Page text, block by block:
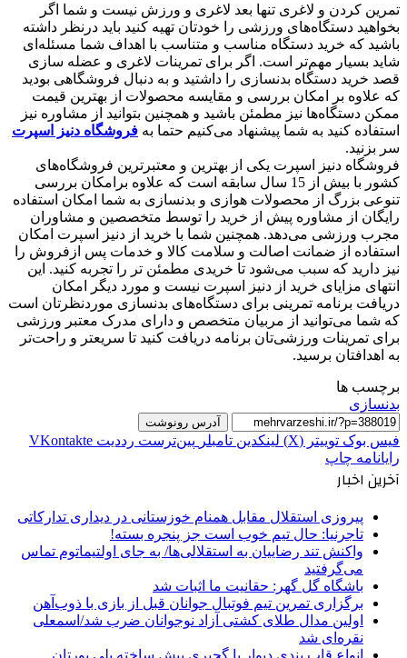
تمرین کردن و لاغری تنها بعد لاغری و ورزش نیست و شما اگر
بخواهید دستگاه‌های ورزشی را خودتان تهیه کنید باید درنظر داشته
باشید که خرید دستگاه مناسب و متناسب با اهداف شما مسئله‌ای
شاید بسیار مهم‌تر است. اگر برای تمرینات لاغری و عضله سازی
قصد خرید دستگاه بدنسازی را داشتید و به دنبال فروشگاهی بودید
که علاوه بر امکان بررسی و مقایسه محصولات از بهترین قیمت
ممکن دستگاه‌ها نیز مطمئن باشید و همچنین بتوانید از مشاوره نیز
استفاده کنید به شما پیشنهاد می‌کنیم حتما به فروشگاه دنیز اسپرت
سر بزنید.
فروشگاه دنیز اسپرت یکی از بهترین و معتبرترین فروشگاه‌های
کشور با بیش از 15 سال سابقه است که علاوه برامکان بررسی
تنوعی بزرگ از محصولات هوازی و بدنسازی به شما امکان استفاده
رایگان از مشاوره پیش از خرید را توسط متخصصین و مشاوران
مجرب ورزشی می‌دهد. همچنین شما با خرید از دنیز اسپرت امکان
استفاده از ضمانت اصالت و سلامت کالا و خدمات پس ازفروش را
نیز دارید که سبب می‌شود تا خریدی مطمئن تر را تجربه کنید. این
انتهای مزایای خرید از دنیز اسپرت نیست و مورد دیگر امکان
دریافت برنامه تمرینی برای دستگاه‌های بدنسازی موردنظرتان است
که شما می‌توانید از مربیان متخصص و دارای مدرک معتبر ورزشی
برای تمرینات ورزشی‌تان برنامه دریافت کنید تا سریعتر و راحت‌تر
به اهدافتان برسید.
برچسب ها
بدنسازی
آدرس رونوشت
فیس بوک توییتر (X) لینکدین ‫تامبلر ‫پین‌ترست ‫رددیت ‫VKontakte
رایانامه چاپ
آخرین اخبار
پیروزی استقلال مقابل همنام خوزستانی در دیداری تدارکاتی
تاجرنیا: حال تیم خوب است جز پنجره بسته!
واکنش تند رضاییان به استقلالی‌ها/ به جای اولتیماتوم تماس
می‌گرفتید
باشگاه گل گهر: حقانیت ما اثبات شد
برگزاری تمرین تیم فوتبال جوانان قبل از بازی با ذوب‌آهن
اولین مدال طلای کشتی آزاد نوجوانان ضرب شد/اسمعلی
نقره‌ای شد
انواع قاب بندی دیوار با گچبری پیش ساخته پلی یورتان